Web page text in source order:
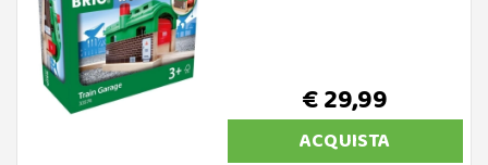
€ 29,99
ACQUISTA